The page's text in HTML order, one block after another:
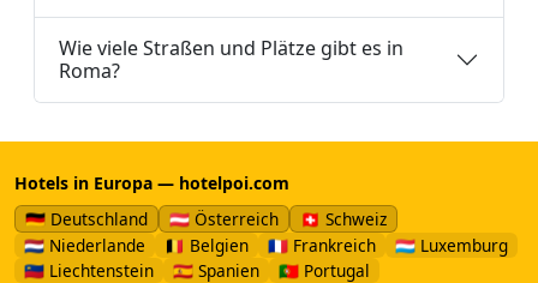
Wie viele Straßen und Plätze gibt es in
Roma?
Hotels in Europa — hotelpoi.com
🇩🇪 Deutschland
🇦🇹 Österreich
🇨🇭 Schweiz
🇳🇱 Niederlande
🇧🇪 Belgien 🇫🇷 Frankreich
🇱🇺 Luxemburg
🇱🇮 Liechtenstein
🇪🇸 Spanien 🇵🇹 Portugal